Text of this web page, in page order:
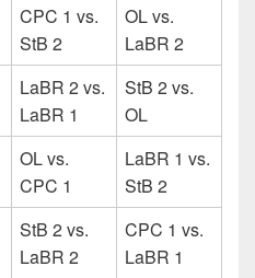
CPC 1 vs.
StB 2
OL vs.
LaBR 2
LaBR 2 vs.
LaBR 1
StB 2 vs.
OL
OL vs.
CPC 1
LaBR 1 vs.
StB 2
StB 2 vs.
LaBR 2
CPC 1 vs.
LaBR 1